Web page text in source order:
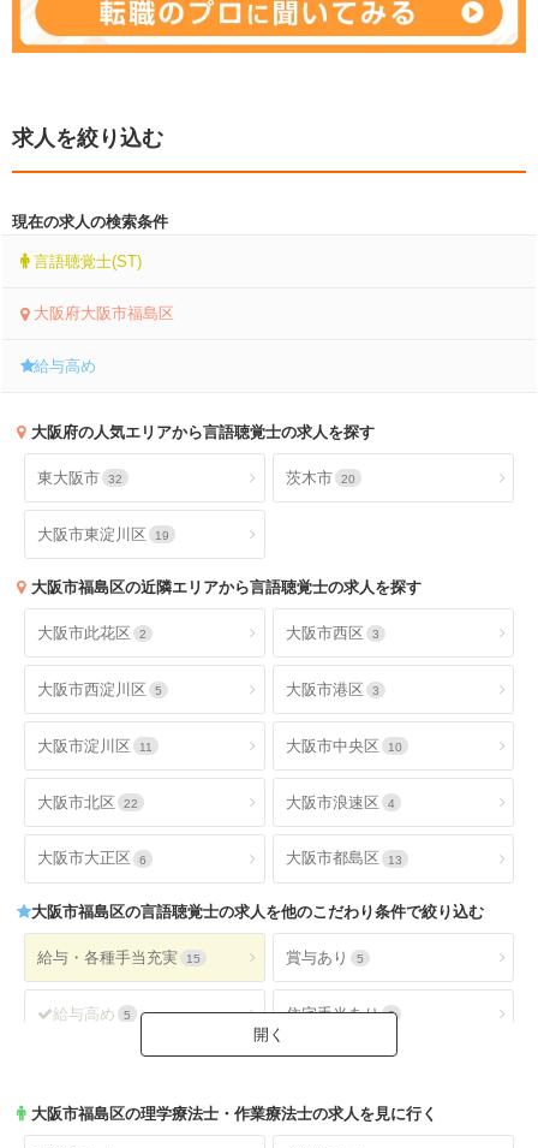
求人を絞り込む
現在の求人の検索条件
言語聴覚士(ST)
大阪府大阪市福島区
給与高め
大阪府の人気エリアから言語聴覚士の求人を探す
東大阪市 32 茨木市 20
大阪市東淀川区 19
大阪市福島区の近隣エリアから言語聴覚士の求人を探す
大阪市此花区 2 大阪市西区 3
大阪市西淀川区 5 大阪市港区 3
大阪市淀川区 11 大阪市中央区 10
大阪市北区 22 大阪市浪速区 4
大阪市大正区 6 大阪市都島区 13
大阪市福島区の言語聴覚士の求人を他のこだわり条件で絞り込む
給与・各種手当充実 15 賞与あり 5
給与高め 5 住宅手当あり 2
就業時間・休日が魅力 土日休み
大阪市福島区の理学療法士・作業療法士の求人を見に行く